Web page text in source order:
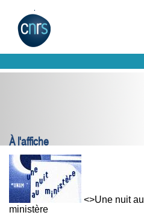
À l'affiche
<>Une nuit au
ministère